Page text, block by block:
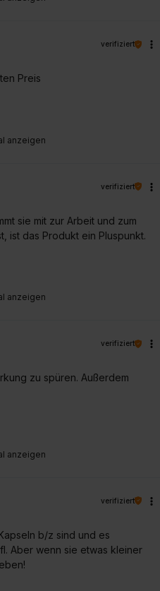
anzeigen
verifiziert
Preis
anzeigen
verifiziert
sie mit zur Arbeit und zum
ist das Produkt ein Pluspunkt.
anzeigen
verifiziert
zu spüren. Außerdem
verifiziert
b/z sind und es
Aber wenn sie etwas kleiner